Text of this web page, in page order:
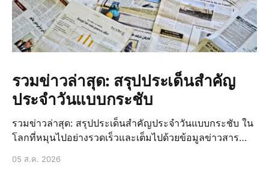
รวมข่าวล่าสุด: สรุปประเด็นสำคัญ
ประจำวันแบบกระชับ
รวมข่าวล่าสุด: สรุปประเด็นสำคัญประจำวันแบบกระชับ ใน
โลกที่หมุนไปอย่างรวดเร็วและเต็มไปด้วยข้อมูลข่าวสาร
05 ส.ค. 2026